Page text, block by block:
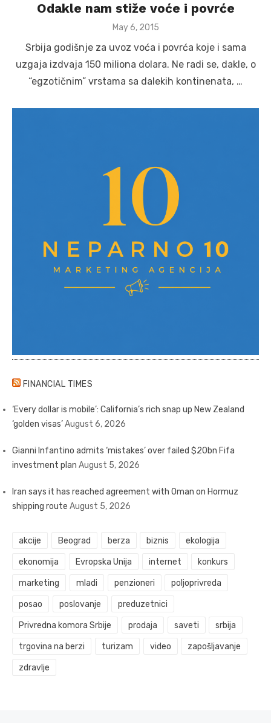
Odakle nam stiže voće i povrće
Posted
May 6, 2015
Srbija godišnje za uvoz voća i povrća koje i sama
uzgaja izdvaja 150 miliona dolara. Ne radi se, dakle, o
“egzotičnim” vrstama sa dalekih kontinenata, …
FINANCIAL TIMES
‘Every dollar is mobile’: California’s rich snap up New Zealand
‘golden visas’August 6, 2026
Gianni Infantino admits ‘mistakes’ over failed $20bn Fifa
investment plan August 5, 2026
Iran says it has reached agreement with Oman on Hormuz
shipping route August 5, 2026
akcije Beograd berza biznis ekologija
ekonomija Evropska Unija internet konkurs
marketing mladi penzioneri poljoprivreda
posao poslovanje preduzetnici
Privredna komora Srbije prodaja saveti srbija
trgovina na berzi turizam video zapošljavanje
zdravlje